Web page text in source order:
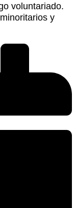
voluntariado.
y